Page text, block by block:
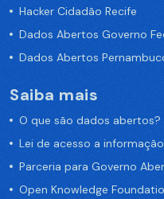
Hacker Cidadão Recife
Dados Abertos Governo
Dados Abertos
Saiba mais
O que são dados abertos?
Lei de acesso a informação
Parceria para Governo
Open Knowledge